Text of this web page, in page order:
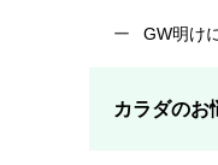
GW明け
カラダのお